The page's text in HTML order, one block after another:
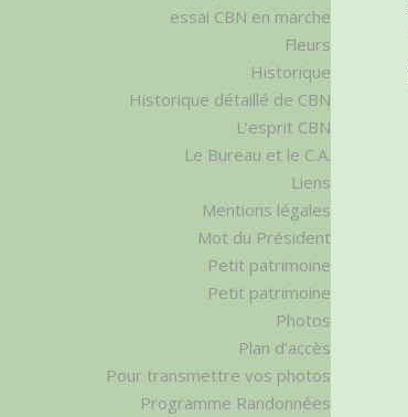
essai CBN en marche
Fleurs
Historique
Historique détaillé de CBN
L’esprit CBN
Le Bureau et le C.A.
Liens
Mentions légales
Mot du Président
Petit patrimoine
Petit patrimoine
Photos
Plan d’accès
Pour transmettre vos photos
Programme Randonnées